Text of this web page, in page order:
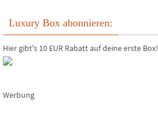
Luxury Box abonnieren:
Hier gibt's 10 EUR Rabatt auf deine erste Box!
Werbung